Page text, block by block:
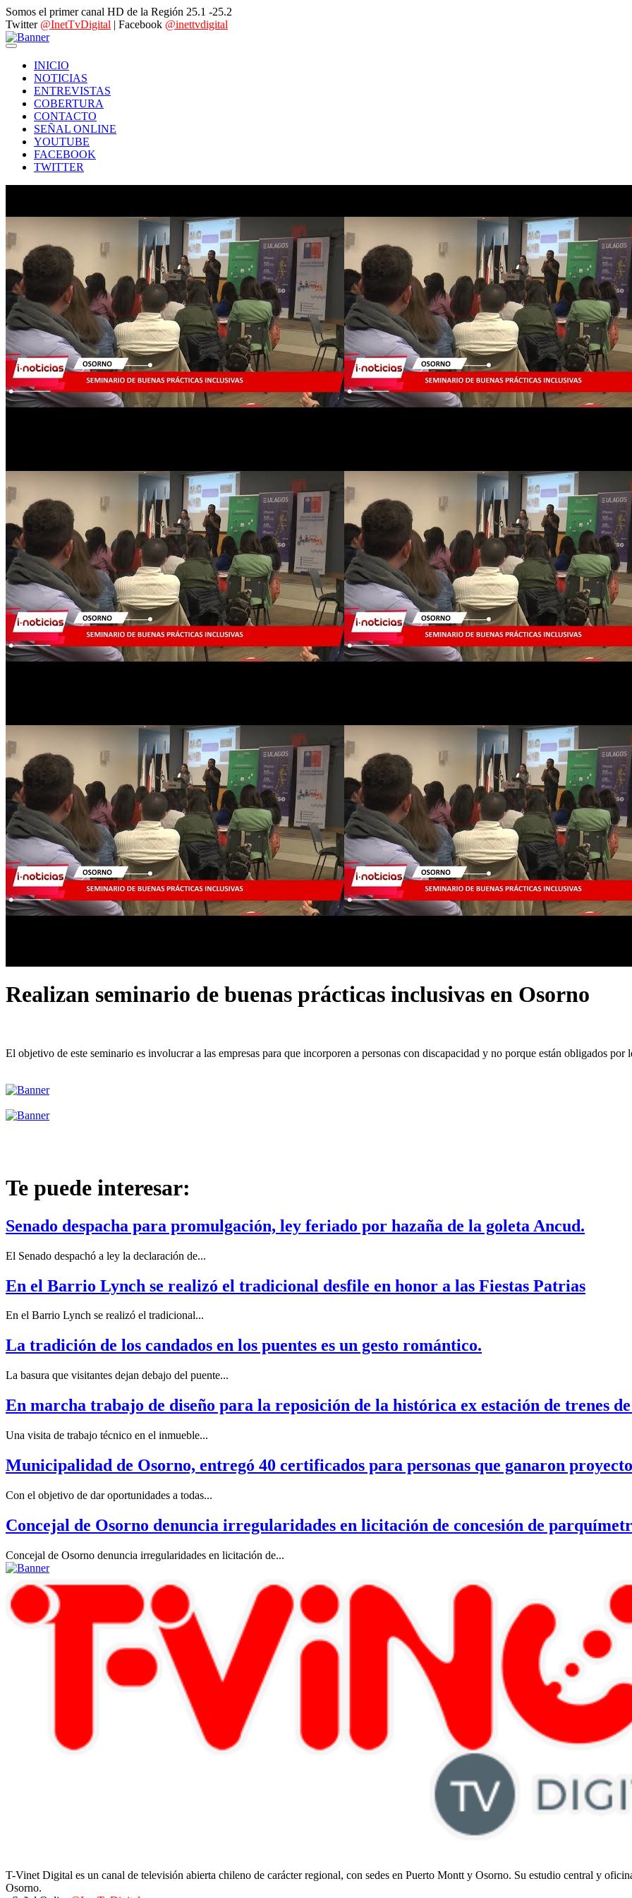
Somos el primer canal HD de la Región 25.1 -25.2
Twitter @InetTvDigital | Facebook @inettvdigital
INICIO
NOTICIAS
ENTREVISTAS
COBERTURA
CONTACTO
SEÑAL ONLINE
YOUTUBE
FACEBOOK
TWITTER
Realizan seminario de buenas prácticas inclusivas en Osorno
El objetivo de este seminario es involucrar a las empresas para que incorporen a personas con discapacidad y no porque están obligados por
Te puede interesar:
Senado despacha para promulgación, ley feriado por hazaña de la goleta Ancud.
El Senado despachó a ley la declaración de...
En el Barrio Lynch se realizó el tradicional desfile en honor a las Fiestas Patrias
En el Barrio Lynch se realizó el tradicional...
La tradición de los candados en los puentes es un gesto romántico.
La basura que visitantes dejan debajo del puente...
En marcha trabajo de diseño para la reposición de la histórica ex estación de trenes
Una visita de trabajo técnico en el inmueble...
Municipalidad de Osorno, entregó 40 certificados para personas que ganaron
Con el objetivo de dar oportunidades a todas...
Concejal de Osorno denuncia irregularidades en licitación de concesión de
Concejal de Osorno denuncia irregularidades en licitación de...
T-Vinet Digital es un canal de televisión abierta chileno de carácter regional, con sedes en Puerto Montt y Osorno. Su estudio central y
Osorno.